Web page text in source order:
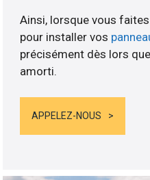
Ainsi, lorsque vous
pour installer vos
précisément dès lors
amorti.
APPELEZ-NOUS